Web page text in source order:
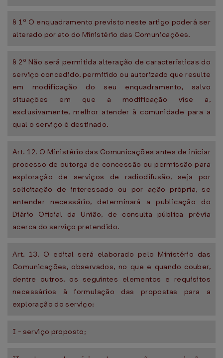
§ 1º O enquadramento previsto neste artigo poderá ser
alterado por ato do Ministério das Comunicações.
§ 2º Não será permitida alteração de características do
serviço concedido, permitido ou autorizado que resulte
em modificação do seu enquadramento, salvo
situações em que a modificação vise a,
exclusivamente, melhor atender à comunidade para a
qual o serviço é destinado.
Art. 12. O Ministério das Comunicações antes de iniciar
processo de outorga de concessão ou permissão para
exploração de serviços de radiodifusão, seja por
solicitação de interessado ou por ação própria, se
entender necessário, determinará a publicação do
Diário Oficial da União, de consulta pública prévia
acerca do serviço pretendido.
Art. 13. O edital será elaborado pelo Ministério das
Comunicações, observados, no que e quando couber,
dentre outros, os seguintes elementos e requisitos
necessários à formulação das propostas para a
exploração do serviço:
I - serviço proposto;